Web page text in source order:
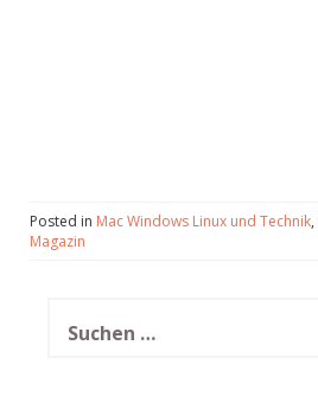
Posted in Mac Windows Linux und Technik,
Magazin
nach: